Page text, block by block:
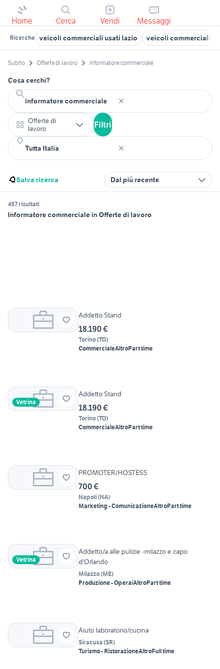
Home Cerca Vendi Messaggi
Ricerche veicoli commerciali usati lazio veicoli commerciali
Subito Offerte di lavoro informatore commerciale
Cosa cerchi?
Offerte di
lavoro
Filtri
Salva ricerca Dal più recente
457 risultati
Informatore commerciale in Offerte di lavoro
Addetto Stand
18.190 €
Torino(TO)
CommercialeAltroPart time
Vetrina
Addetto Stand
18.190 €
Torino(TO)
CommercialeAltroPart time
PROMOTER/HOSTESS
700 €
Napoli(NA)
Marketing - ComunicazioneAltroPart time
Vetrina
Addetto/a alle pulizie -milazzo e capo
d'Orlando
Milazzo(ME)
Produzione - OperaiAltroPart time
Aiuto laboratorio/cucina
Siracusa (SR)
Turismo - RistorazioneAltroFull time